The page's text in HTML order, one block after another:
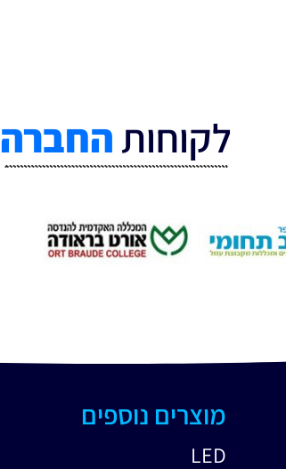
לקוחותהחברה
מוצרים נוספים
LED